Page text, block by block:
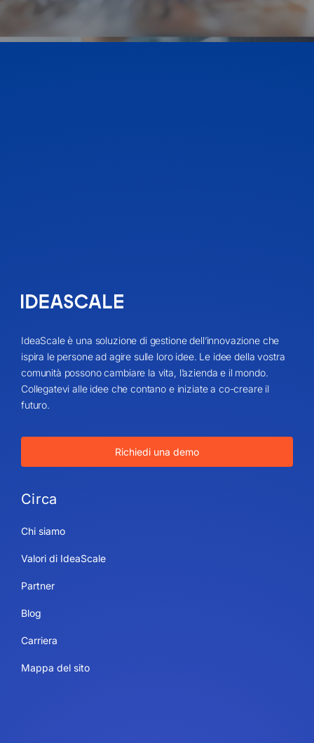
IdeaScale è una soluzione di gestione dell’innovazione che
ispira le persone ad agire sulle loro idee. Le idee della vostra
comunità possono cambiare la vita, l’azienda e il mondo.
Collegatevi alle idee che contano e iniziate a co-creare il
futuro.
Richiedi una demo
Circa
Chi siamo
Valori di IdeaScale
Partner
Blog
Carriera
Mappa del sito